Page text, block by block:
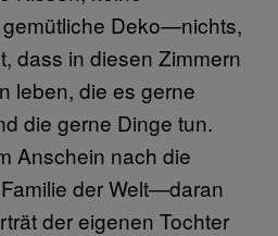
Deko—nichts,
dass in diesen Zimmern
leben, die es gerne
die gerne Dinge tun.
Anschein nach die
der Welt—daran
der eigenen Tochter